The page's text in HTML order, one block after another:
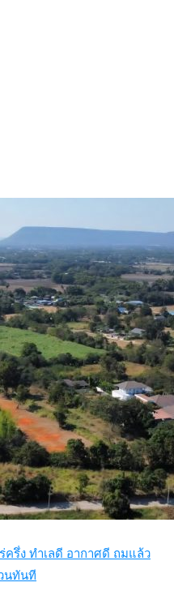
รึ่ง ทำเลดี อากาศดี ถมแล้ว
นทันที